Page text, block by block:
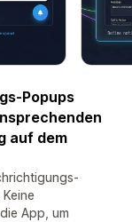
Popups
auf dem
App, um